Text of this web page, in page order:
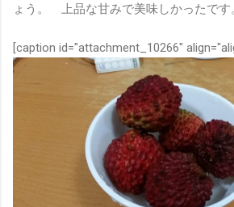
ょう。 上品な甘みで美味しかったです
[caption id="attachment_10266"